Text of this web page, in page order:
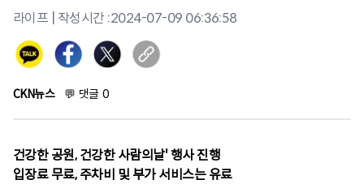
라이프 | 작성시간 :2024-07-09 06:36:58
CKN뉴스 💬 댓글 0
건강한 공원, 건강한 사람의날' 행사 진행
입장료 무료, 주차비 및 부가 서비스는 유료